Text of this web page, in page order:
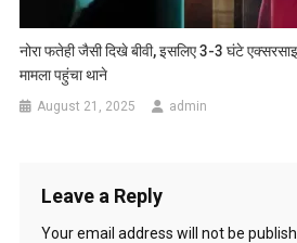
नोरा फतेही जैसी दिखे बीवी, इसलिए 3-3 घंटे
मामला पहुंचा थाने
August 21, 2025 admin
Leave a Reply
Your email address will not be